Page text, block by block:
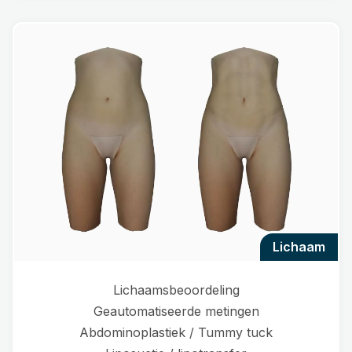
lichaam
Lichaamsbeoordeling
Geautomatiseerde metingen
Abdominoplastiek / Tummy tuck